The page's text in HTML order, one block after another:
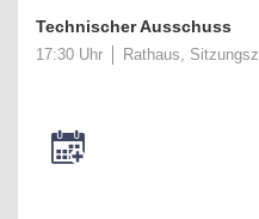
Technischer Ausschuss
17:30 Uhr Rathaus,